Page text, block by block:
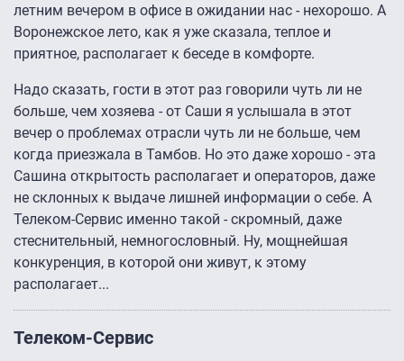
летним вечером в офисе в ожидании нас - нехорошо. А
Воронежское лето, как я уже сказала, теплое и
приятное, располагает к беседе в комфорте.
Надо сказать, гости в этот раз говорили чуть ли не
больше, чем хозяева - от Саши я услышала в этот
вечер о проблемах отрасли чуть ли не больше, чем
когда приезжала в Тамбов. Но это даже хорошо - эта
Сашина открытость располагает и операторов, даже
не склонных к выдаче лишней информации о себе. А
Телеком-Сервис именно такой - скромный, даже
стеснительный, немногословный. Ну, мощнейшая
конкуренция, в которой они живут, к этому
располагает...
Телеком-Сервис